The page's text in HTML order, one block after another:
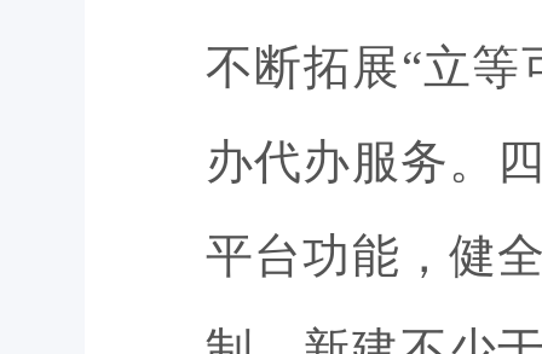
不断拓展“立等
办代办服务。
平台功能，健